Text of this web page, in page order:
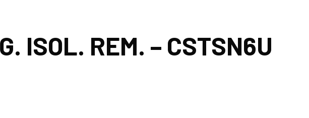
ISOL. REM. – CSTSN6U